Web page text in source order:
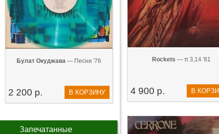
Булат Окуджава — Песни '76
2 200 р. В КОРЗИНУ
Запечатанные
Rockets — π 3,14 '81
4 900 р. В